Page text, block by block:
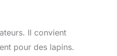
Il convient
pour des lapins.